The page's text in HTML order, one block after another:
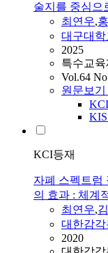
술지를 중심으
최연우,
대구대
2025
특수교
Vol.64
원문보기
KCI
KCI등재
자폐 스펙트럼
의 효과 : 체계
최연우,
대한감각
2020